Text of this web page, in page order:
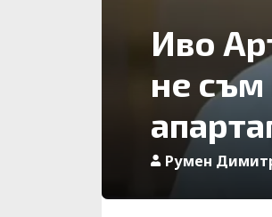
Иво
не съм
Румен